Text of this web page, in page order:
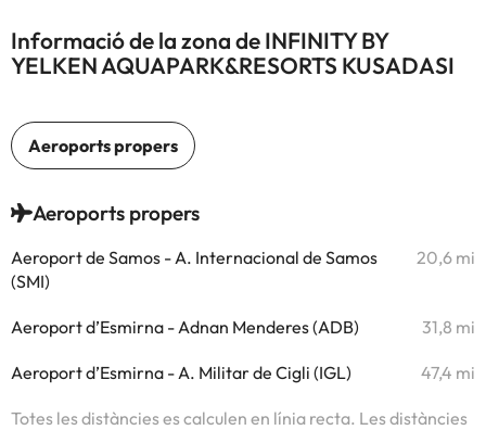
Informació de la zona de INFINITY BY
YELKEN AQUAPARK&RESORTS KUSADASI
Aeroports propers
Aeroport de Samos - A. Internacional de Samos
(SMI)
20,6 mi
Aeroport d’Esmirna - Adnan Menderes (ADB) 31,8 mi
Aeroport d’Esmirna - A. Militar de Cigli (IGL) 47,4 mi
Totes les distàncies es calculen en línia recta. Les distàncies